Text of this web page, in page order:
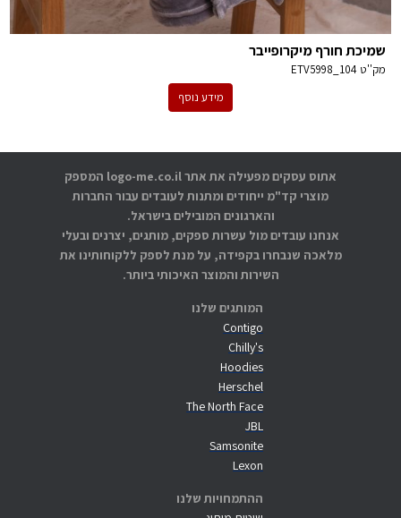
שמיכת חורף מיקרופייבר
מק''טETV5998_104
מידע נוסף
המותגים שלנו
Contigo
Chilly's
Hoodies
Herschel
The North Face
JBL
Samsonite
Lexon
ההתמחויות שלנו
אתוס עסקים מפעילה את אתר logo-me.co.il המספק
מוצרי קד"מ ייחודים ומתנות לעובדים עבור החברות
והארגונים המובילים בישראל.
אנחנו עובדים מול עשרות ספקים, מותגים, יצרנים ובעלי
מלאכה שנבחרו בקפידה, על מנת לספק ללקוחותינו את
השירות והמוצר האיכותי ביותר.